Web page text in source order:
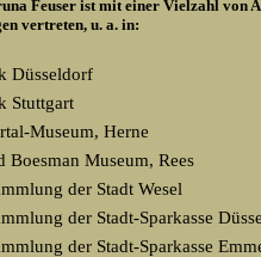
Feuser ist mit einer Vielzahl von
vertreten, u. a. in:
Düsseldorf
Stuttgart
Museum, Herne
Boesman Museum, Rees
der Stadt Wesel
der Stadt-Sparkasse
der Stadt-Sparkasse